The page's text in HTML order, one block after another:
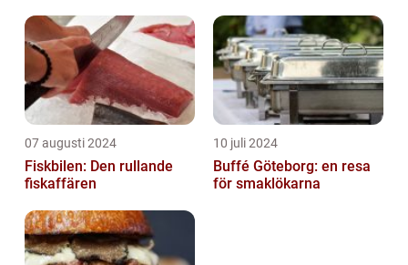
07 augusti 2024
Fiskbilen: Den rullande
fiskaffären
10 juli 2024
Buffé Göteborg: en resa
för smaklökarna